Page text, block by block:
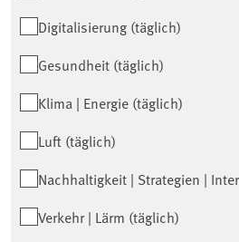
Digitalisierung (täglich)
Gesundheit (täglich)
Klima | Energie (täglich)
Luft (täglich)
Nachhaltigkeit | Strategien |
Verkehr | Lärm (täglich)